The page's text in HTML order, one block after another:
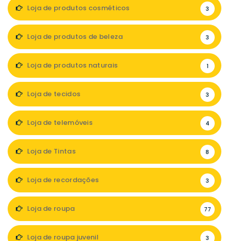
Loja de produtos cosméticos 3
Loja de produtos de beleza 3
Loja de produtos naturais 1
Loja de tecidos 3
Loja de telemóveis 4
Loja de Tintas 8
Loja de recordações 3
Loja de roupa 77
Loja de roupa juvenil 3